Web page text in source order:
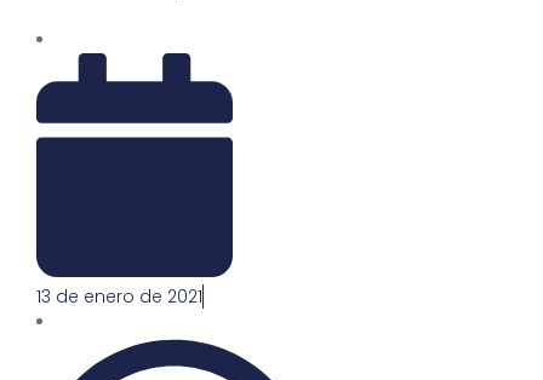
13 de enero de 2021